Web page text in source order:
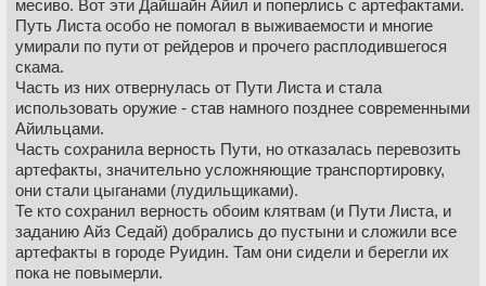
В главном выставочном зале дворца три дня в месяц
и по праздникам выставлены артефакты давно
минувших веков.Ряды тонких белых колонн и толстой
веревки из белого шелка тянутся по всей длине огромной
комнаты, возможно, двести шагов в длину и почти вдвое
меньше в ширину, за исключением тех мест, где есть
дверные проемы с двуконечными арками. Позолоченные
гипсовые бобышки покрывают потолок на пятьдесят
футов вверх и ниже, сложный узор из крошечной резьбы
пронизывает стены. Стойки высотой по пояс из темного
полированного дерева стоят на гладких белых напольных
камнях, также окруженных веревкой, подставки и
открытые шкафы с большим количеством витрин
выстроились вдоль стен.
месиво. Вот эти Дайшайн Айил и поперлись с артефактами.
Путь Листа особо не помогал в выживаемости и многие
умирали по пути от рейдеров и прочего расплодившегося
скама.
Часть из них отвернулась от Пути Листа и стала
использовать оружие - став намного позднее современными
Айильцами.
Часть сохранила верность Пути, но отказалась перевозить
артефакты, значительно усложняющие транспортировку,
они стали цыганами (лудильщиками).
Те кто сохранил верность обоим клятвам (и Пути Листа, и
заданию Айз Седай) добрались до пустыни и сложили все
артефакты в городе Руидин. Там они сидели и берегли их
пока не повымерли.